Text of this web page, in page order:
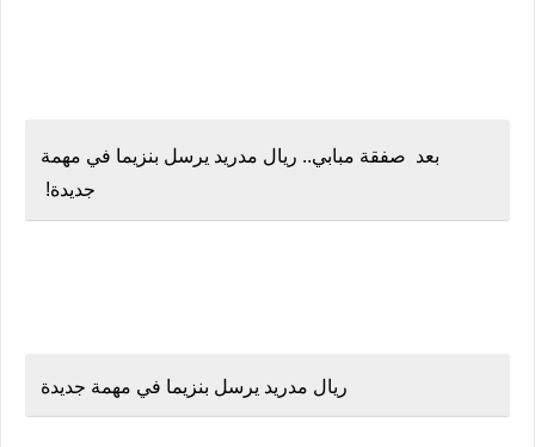
بعد صفقة مبابي.. ريال مدريد يرسل بنزيما في مهمة
جديدة!
ريال مدريد يرسل بنزيما في مهمة جديدة